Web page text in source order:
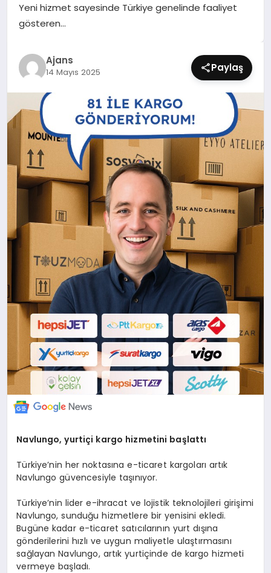
TEKNOLOJI
Yeni hizmet sayesinde Türkiye genelinde faaliyet
gösteren…
Ajans
14 Mayıs 2025 Paylaş
Navlungo, yurtiçi kargo hizmetini başlattı
Türkiye’nin her noktasına e-ticaret kargoları artık
Navlungo güvencesiyle taşınıyor.
Türkiye’nin lider e-ihracat ve lojistik teknolojileri girişimi
Navlungo, sunduğu hizmetlere bir yenisini ekledi.
Bugüne kadar e-ticaret satıcılarının yurt dışına
gönderilerini hızlı ve uygun maliyetle ulaştırmasını
sağlayan Navlungo, artık yurtiçinde de kargo hizmeti
vermeye başladı.